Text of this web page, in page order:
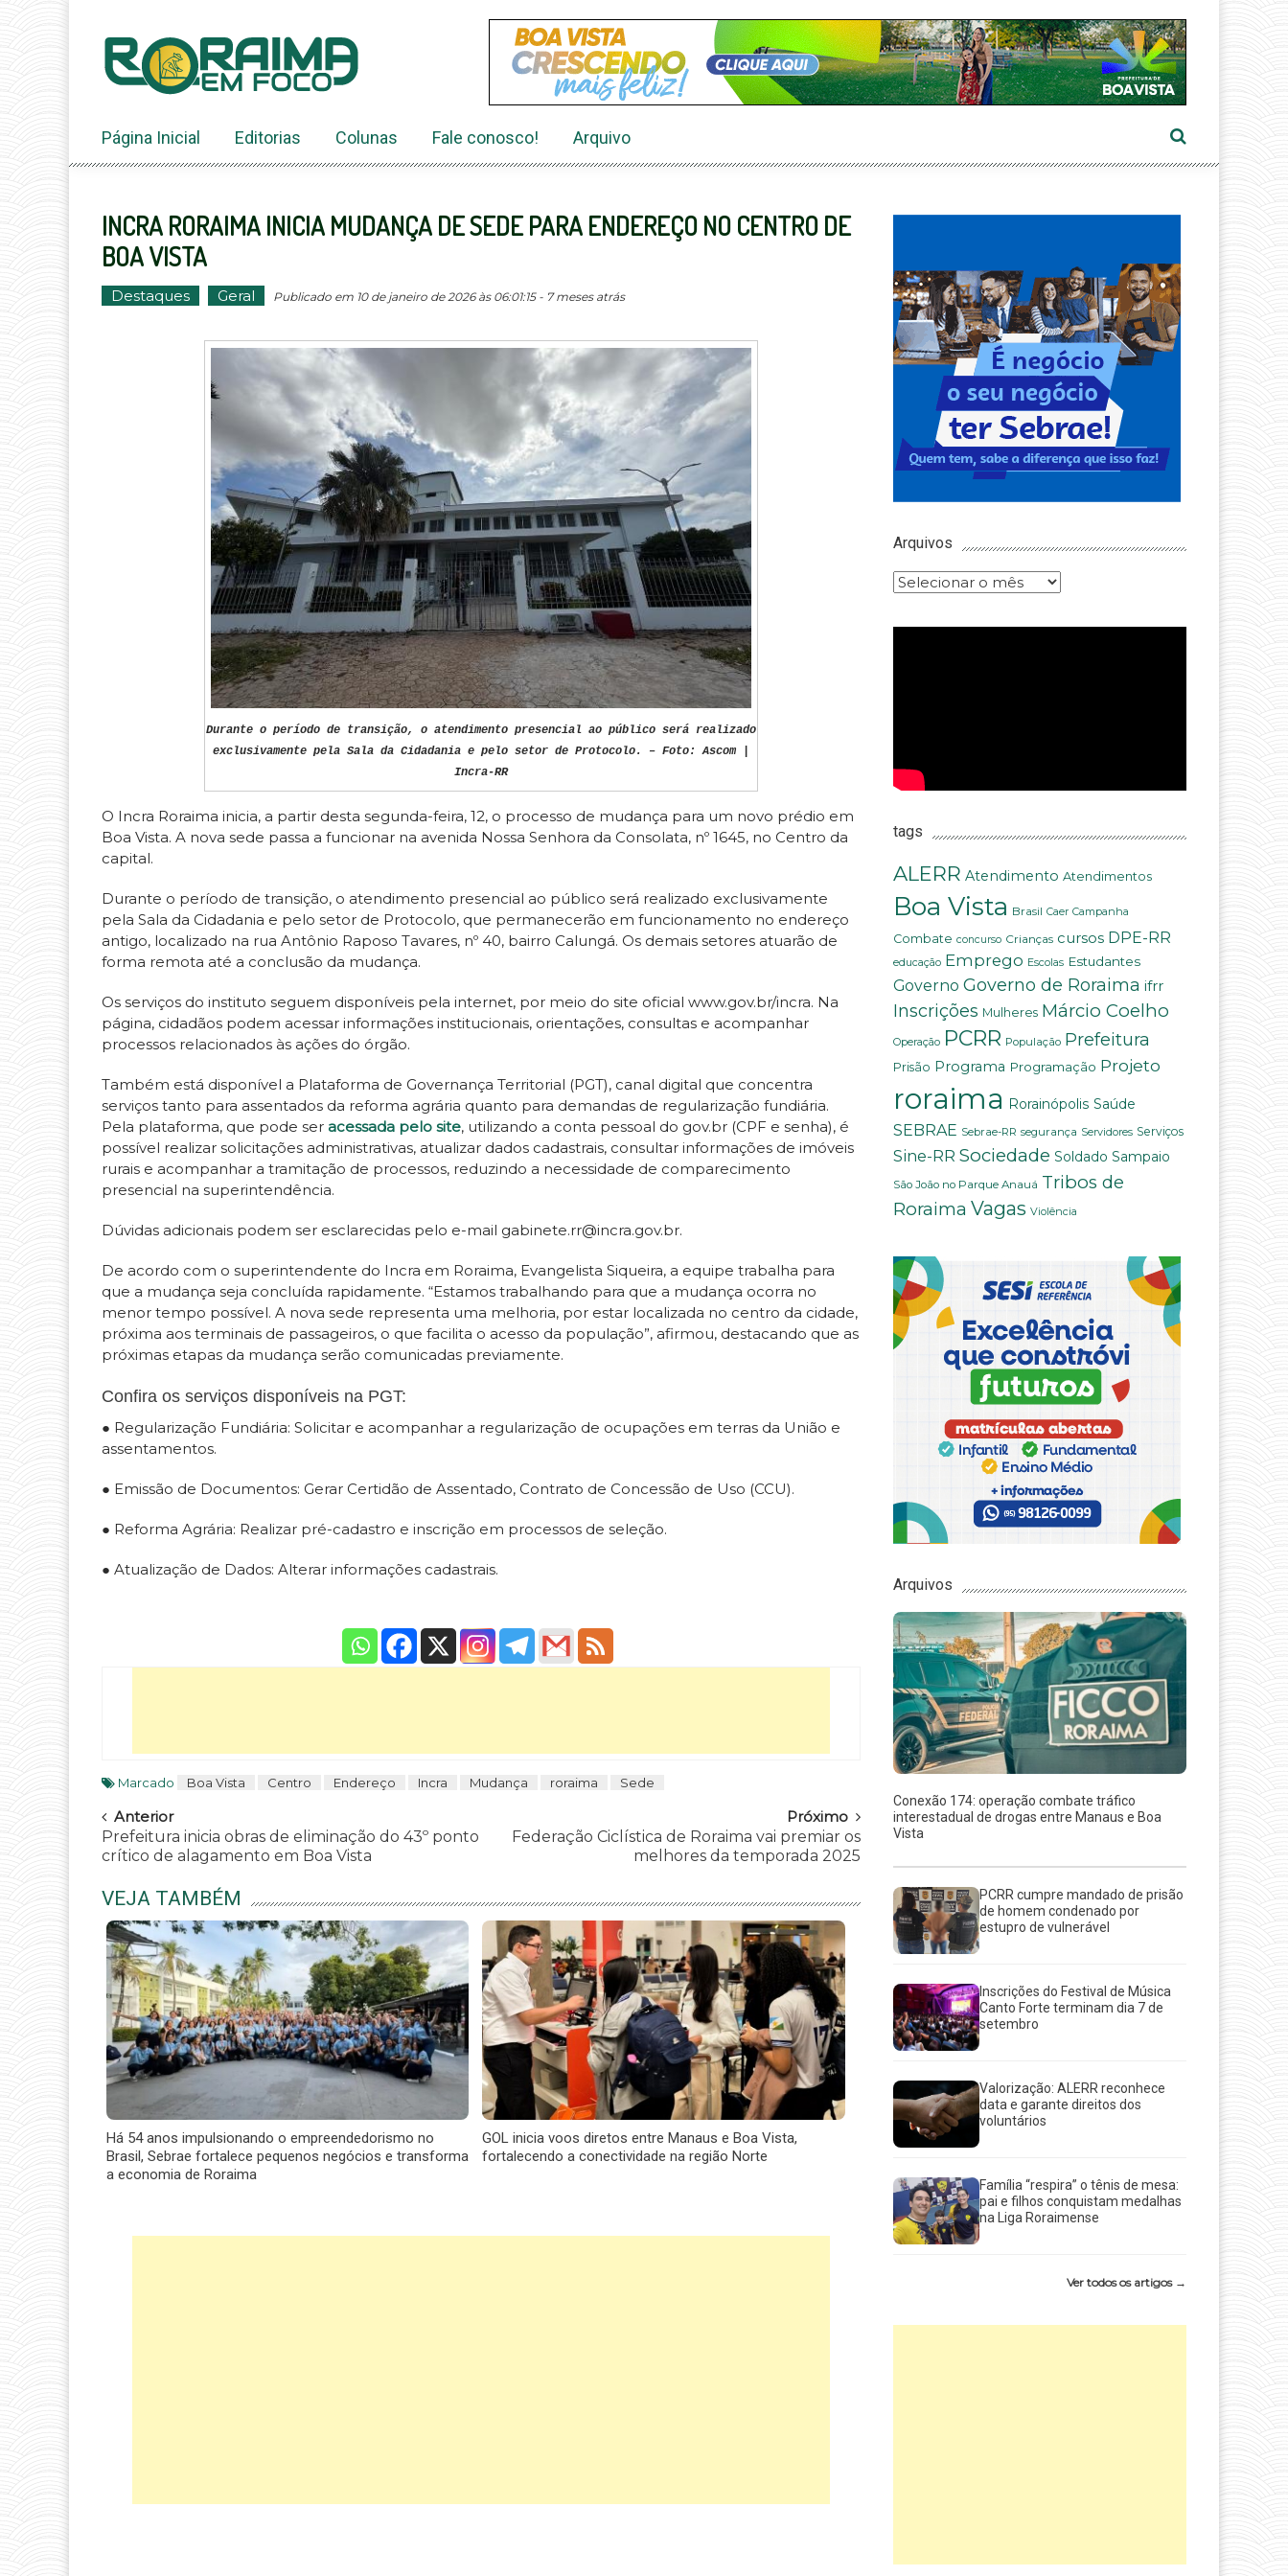
conteúdo
Página Inicial Editorias Colunas Fale conosco! Arquivo
INCRA RORAIMA INICIA MUDANÇA DE SEDE PARA ENDEREÇO NO CENTRO DE
BOA VISTA
Destaques Geral Publicado em 10 de janeiro de 2026 às 06:01:15 - 7 meses atrás
Durante o período de transição, o atendimento presencial ao público será realizado
exclusivamente pela Sala da Cidadania e pelo setor de Protocolo. – Foto: Ascom |
Incra-RR
O Incra Roraima inicia, a partir desta segunda-feira, 12, o processo de mudança para um novo prédio em
Boa Vista. A nova sede passa a funcionar na avenida Nossa Senhora da Consolata, nº 1645, no Centro da
capital.
Durante o período de transição, o atendimento presencial ao público será realizado exclusivamente
pela Sala da Cidadania e pelo setor de Protocolo, que permanecerão em funcionamento no endereço
antigo, localizado na rua Antônio Raposo Tavares, nº 40, bairro Calungá. Os demais setores atuarão de
forma remota até a conclusão da mudança.
Os serviços do instituto seguem disponíveis pela internet, por meio do site oficial www.gov.br/incra. Na
página, cidadãos podem acessar informações institucionais, orientações, consultas e acompanhar
processos relacionados às ações do órgão.
Também está disponível a Plataforma de Governança Territorial (PGT), canal digital que concentra
serviços tanto para assentados da reforma agrária quanto para demandas de regularização fundiária.
Pela plataforma, que pode ser acessada pelo site, utilizando a conta pessoal do gov.br (CPF e senha), é
possível realizar solicitações administrativas, atualizar dados cadastrais, consultar informações de imóveis
rurais e acompanhar a tramitação de processos, reduzindo a necessidade de comparecimento
presencial na superintendência.
Dúvidas adicionais podem ser esclarecidas pelo e-mail gabinete.rr@incra.gov.br.
De acordo com o superintendente do Incra em Roraima, Evangelista Siqueira, a equipe trabalha para
que a mudança seja concluída rapidamente. “Estamos trabalhando para que a mudança ocorra no
menor tempo possível. A nova sede representa uma melhoria, por estar localizada no centro da cidade,
próxima aos terminais de passageiros, o que facilita o acesso da população”, afirmou, destacando que as
próximas etapas da mudança serão comunicadas previamente.
Confira os serviços disponíveis na PGT:
● Regularização Fundiária: Solicitar e acompanhar a regularização de ocupações em terras da União e
assentamentos.
● Emissão de Documentos: Gerar Certidão de Assentado, Contrato de Concessão de Uso (CCU).
● Reforma Agrária: Realizar pré-cadastro e inscrição em processos de seleção.
● Atualização de Dados: Alterar informações cadastrais.
Marcado Boa Vista Centro Endereço Incra Mudança roraima Sede
Navegar
Anterior
Prefeitura inicia obras de eliminação do 43º ponto
crítico de alagamento em Boa Vista
Próximo
Federação Ciclística de Roraima vai premiar os
melhores da temporada 2025
VEJA TAMBÉM
Há 54 anos impulsionando o empreendedorismo no
Brasil, Sebrae fortalece pequenos negócios e transforma
a economia de Roraima
GOL inicia voos diretos entre Manaus e Boa Vista,
fortalecendo a conectividade na região Norte
Arquivos
Arquivos
tags
ALERR Atendimento Atendimentos
Boa Vista Brasil Caer Campanha
Combate concurso Crianças cursos DPE-RR
educação Emprego Escolas Estudantes
Governo Governo de Roraima ifrr
Inscrições Mulheres Márcio Coelho
Operação PCRR População Prefeitura
Prisão Programa Programação Projeto
roraima Rorainópolis Saúde
SEBRAE Sebrae-RR segurança Servidores Serviços
Sine-RR Sociedade Soldado Sampaio
São João no Parque Anauá Tribos de
Roraima Vagas Violência
Arquivos
Conexão 174: operação combate tráfico
interestadual de drogas entre Manaus e Boa
Vista
PCRR cumpre mandado de prisão
de homem condenado por
estupro de vulnerável
Inscrições do Festival de Música
Canto Forte terminam dia 7 de
setembro
Valorização: ALERR reconhece
data e garante direitos dos
voluntários
Família “respira” o tênis de mesa:
pai e filhos conquistam medalhas
na Liga Roraimense
Ver todos os artigos →